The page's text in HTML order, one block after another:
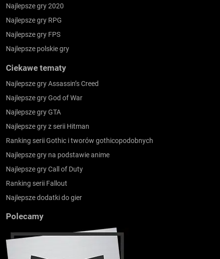
Najlepsze gry 2020
Najlepsze gry RPG
Najlepsze gry FPS
Najlepsze polskie gry
Ciekawe tematy
Najlepsze gry Assassin’s Creed
Najlepsze gry God of War
Najlepsze gry GTA
Najlepsze gry z serii Hitman
Ranking serii Gothic i tworów gothicopodobnych
Najlepsze gry na podstawie anime
Najlepsze gry Call of Duty
Ranking serii Fallout
Najlepsze dodatki do gier
Polecamy